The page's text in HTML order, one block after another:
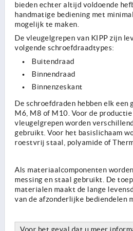
bieden echter altijd voldoende
handmatige bediening met
mogelijk te maken.
De vleugelgrepen van KIPP zijn
volgende schroefdraadtypes:
Buitendraad
Binnendraad
Binnenzeskant
De schroefdraden hebben elk
M6, M8 of M10. Voor de productie
vleugelgrepen worden
gebruikt. Voor het basislichaam
roestvrij staal, polyamide of
Als materiaalcomponenten
messing en staal gebruikt. De
materialen maakt de lange
van de afzonderlijke bediendelen